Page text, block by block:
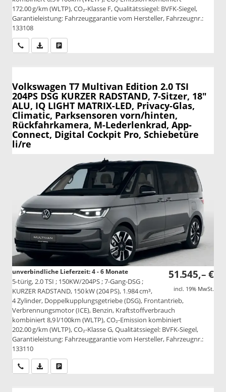
172.00 g/km (WLTP), CO₂-Klasse F, Qualitätssiegel: BVFK-Siegel,
Garantieleistung: Fahrzeuggarantie vom Hersteller, Fahrzeugnr.:
133108
Wir rufen Sie anPDF-Datei, Fahrzeugexposé drucken
Volkswagen T7 Multivan Edition 2.0 TSI
204PS DSG KURZER RADSTAND, 7-Sitzer, 18"
ALU, IQ LIGHT MATRIX-LED, Privacy-Glas,
Climatic, Parksensoren vorn/hinten,
Rückfahrkamera, M-Lederlenkrad, App-
Connect, Digital Cockpit Pro, Schiebetüre
li/re
51.545,– €
incl. 19% MwSt.
unverbindliche Lieferzeit: 4 - 6 Monate
5-türig, 2.0 TSI ; 150KW/204PS ; 7-Gang-DSG ;
KURZER RADSTAND, 150 kW (204 PS), 1.984 cm³,
4 Zylinder, Doppelkupplungsgetriebe (DSG), Frontantrieb,
Verbrennungsmotor (ICE), Benzin, Kraftstoffverbrauch
kombiniert 8,9 l/100km (WLTP), CO₂-Emission kombiniert
202.00 g/km (WLTP), CO₂-Klasse G, Qualitätssiegel: BVFK-Siegel,
Garantieleistung: Fahrzeuggarantie vom Hersteller, Fahrzeugnr.:
133110
Wir rufen Sie anPDF-Datei, Fahrzeugexposé drucken